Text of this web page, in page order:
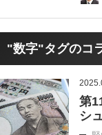
"数字"タグのコ
第
シ